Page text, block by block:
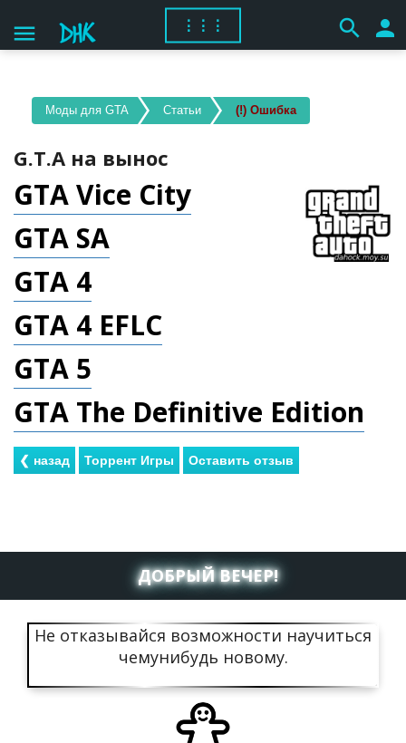
menu ⋮⋮⋮ search person
Моды для GTA Статьи (!) Ошибка
G.T.A на вынос
GTA Vice City
GTA SA
GTA 4
GTA 4 EFLC
GTA 5
GTA The Definitive Edition
ДОБРЫЙ ВЕЧЕР!
Не отказывайся возможности научиться
чемунибудь новому.